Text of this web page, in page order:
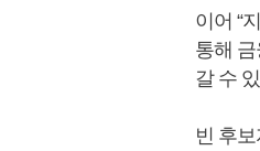
이어 “
통해
갈 수
빈 후